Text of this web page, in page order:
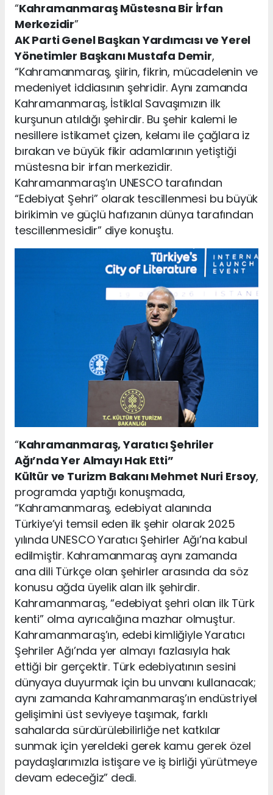
“Kahramanmaraş Müstesna Bir İrfan
Merkezidir”
AK Parti Genel Başkan Yardımcısı ve Yerel
Yönetimler Başkanı Mustafa Demir,
“Kahramanmaraş, şiirin, fikrin, mücadelenin ve
medeniyet iddiasının şehridir. Aynı zamanda
Kahramanmaraş, İstiklal Savaşımızın ilk
kurşunun atıldığı şehirdir. Bu şehir kalemi le
nesillere istikamet çizen, kelamı ile çağlara iz
bırakan ve büyük fikir adamlarının yetiştiği
müstesna bir irfan merkezidir.
Kahramanmaraş’ın UNESCO tarafından
“Edebiyat Şehri” olarak tescillenmesi bu büyük
birikimin ve güçlü hafızanın dünya tarafından
tescillenmesidir” diye konuştu.
“Kahramanmaraş, Yaratıcı Şehriler
Ağı’nda Yer Almayı Hak Etti”
Kültür ve Turizm Bakanı Mehmet Nuri Ersoy,
programda yaptığı konuşmada,
“Kahramanmaraş, edebiyat alanında
Türkiye’yi temsil eden ilk şehir olarak 2025
yılında UNESCO Yaratıcı Şehirler Ağı’na kabul
edilmiştir. Kahramanmaraş aynı zamanda
ana dili Türkçe olan şehirler arasında da söz
konusu ağda üyelik alan ilk şehirdir.
Kahramanmaraş, “edebiyat şehri olan ilk Türk
kenti” olma ayrıcalığına mazhar olmuştur.
Kahramanmaraş’ın, edebi kimliğiyle Yaratıcı
Şehriler Ağı’nda yer almayı fazlasıyla hak
ettiği bir gerçektir. Türk edebiyatının sesini
dünyaya duyurmak için bu unvanı kullanacak;
aynı zamanda Kahramanmaraş’ın endüstriyel
gelişimini üst seviyeye taşımak, farklı
sahalarda sürdürülebilirliğe net katkılar
sunmak için yereldeki gerek kamu gerek özel
paydaşlarımızla istişare ve iş birliği yürütmeye
devam edeceğiz” dedi.